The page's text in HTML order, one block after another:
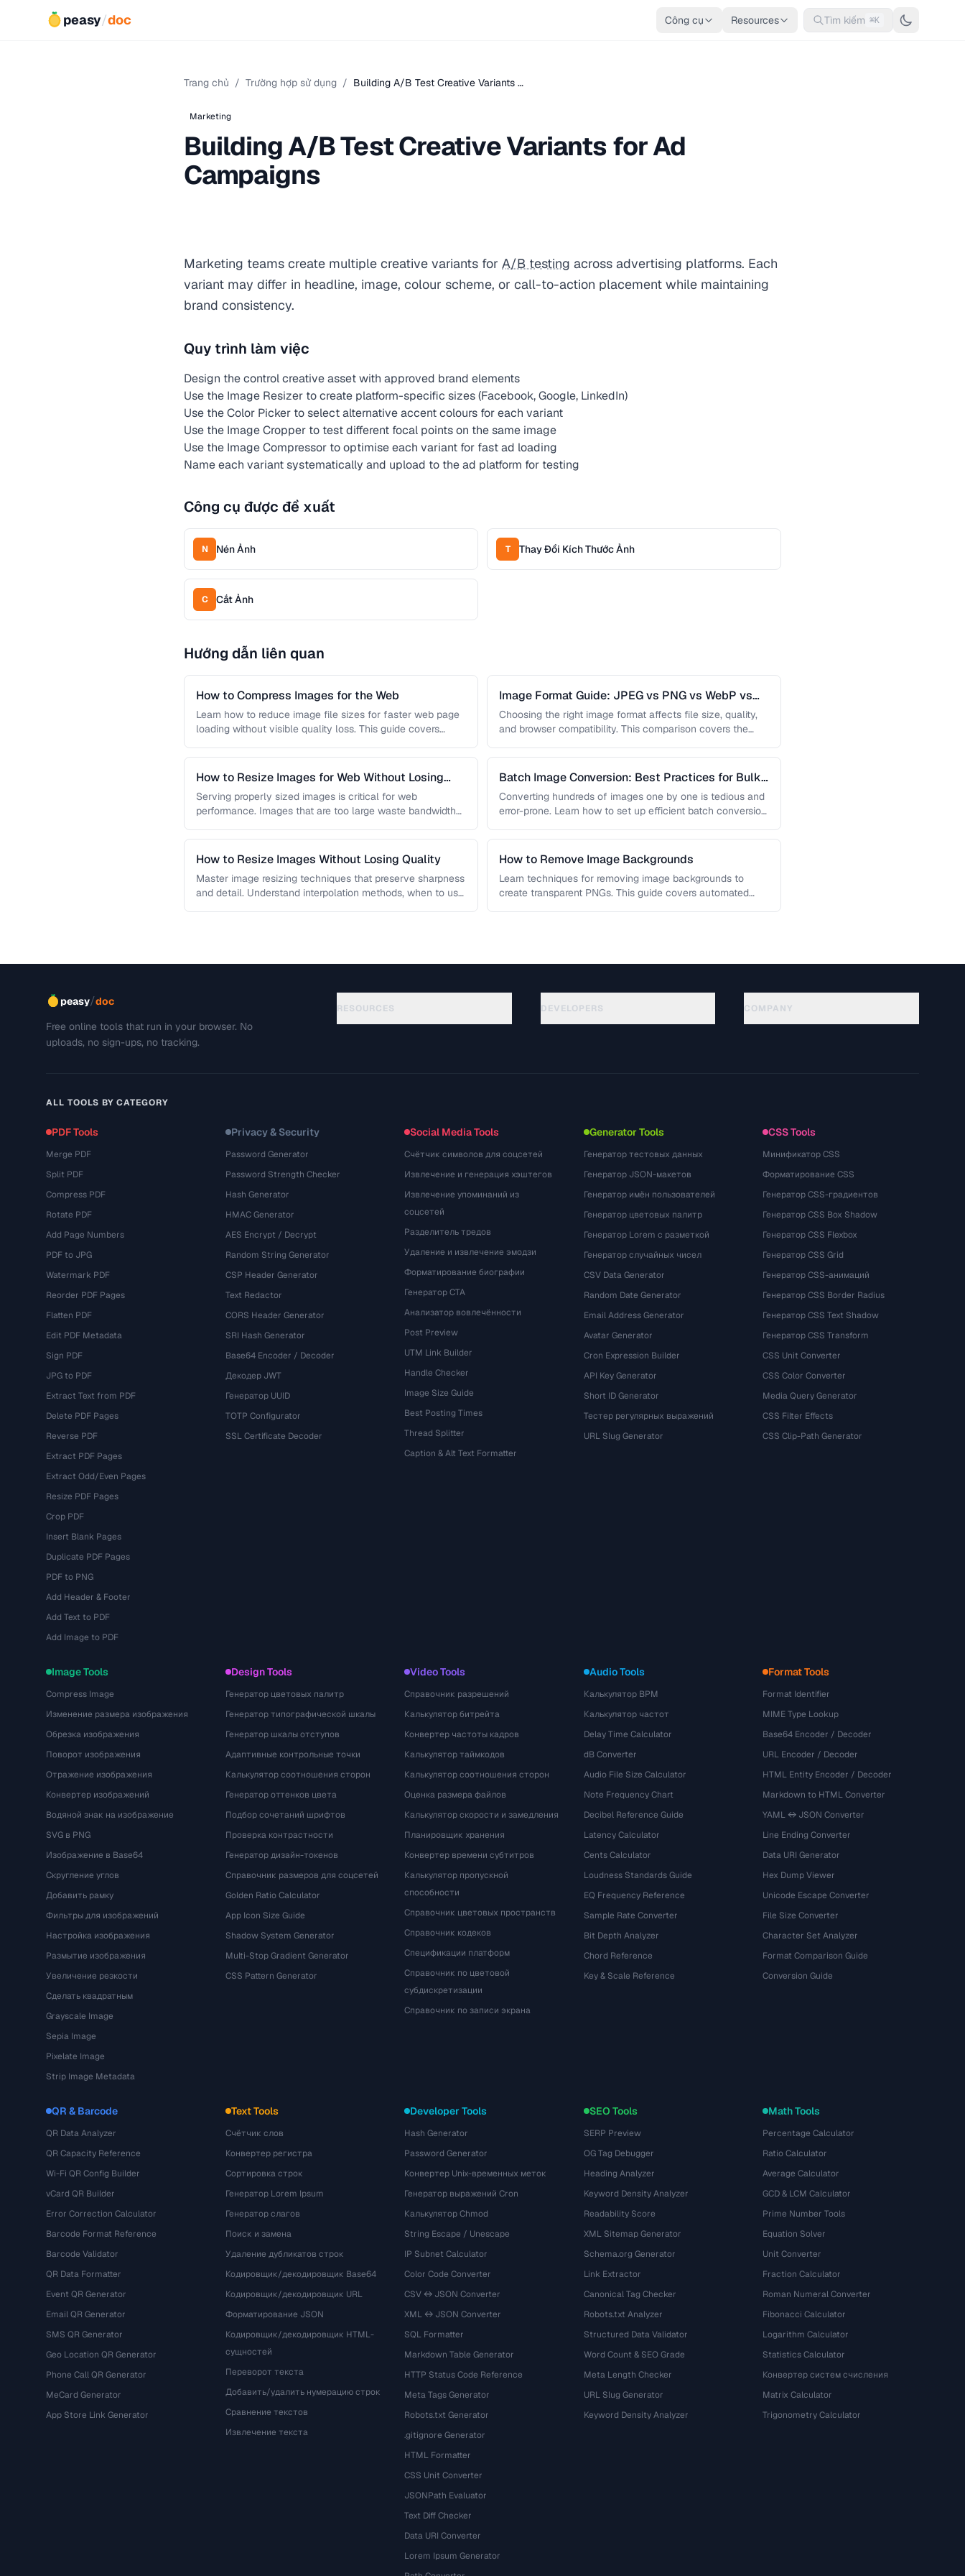
peasy/doc Công cụ Resources Tìm kiếm ⌘K
Trang chủ / Trường hợp sử dụng / Building A/B Test Creative Variants …
Marketing
Building A/B Test Creative Variants for Ad
Campaigns
Marketing teams create multiple creative variants for A/B testing across advertising platforms. Each
variant may differ in headline, image, colour scheme, or call-to-action placement while maintaining
brand consistency.
Quy trình làm việc
Design the control creative asset with approved brand elements
Use the Image Resizer to create platform-specific sizes (Facebook, Google, LinkedIn)
Use the Color Picker to select alternative accent colours for each variant
Use the Image Cropper to test different focal points on the same image
Use the Image Compressor to optimise each variant for fast ad loading
Name each variant systematically and upload to the ad platform for testing
Công cụ được đề xuất
N Nén Ảnh T Thay Đổi Kích Thước Ảnh
C Cắt Ảnh
Hướng dẫn liên quan
How to Compress Images for the Web
Learn how to reduce image file sizes for faster web page
loading without visible quality loss. This guide covers
Image Format Guide: JPEG vs PNG vs WebP vs
AVIF
Choosing the right image format affects file size, quality,
and browser compatibility. This comparison covers the
How to Resize Images for Web Without Losing
Quality
Serving properly sized images is critical for web
performance. Images that are too large waste bandwidth
Batch Image Conversion: Best Practices for Bulk
Processing
Converting hundreds of images one by one is tedious and
error-prone. Learn how to set up efficient batch conversion
How to Resize Images Without Losing Quality
Master image resizing techniques that preserve sharpness
and detail. Understand interpolation methods, when to use
How to Remove Image Backgrounds
Learn techniques for removing image backgrounds to
create transparent PNGs. This guide covers automated
peasy/doc
Free online tools that run in your browser. No
uploads, no sign-ups, no tracking.
RESOURCES DEVELOPERS COMPANY
ALL TOOLS BY CATEGORY
PDF Tools
Merge PDF
Split PDF
Compress PDF
Rotate PDF
Add Page Numbers
PDF to JPG
Watermark PDF
Reorder PDF Pages
Flatten PDF
Edit PDF Metadata
Sign PDF
JPG to PDF
Extract Text from PDF
Delete PDF Pages
Reverse PDF
Extract PDF Pages
Extract Odd/Even Pages
Resize PDF Pages
Crop PDF
Insert Blank Pages
Duplicate PDF Pages
PDF to PNG
Add Header & Footer
Add Text to PDF
Add Image to PDF
Privacy & Security
Password Generator
Password Strength Checker
Hash Generator
HMAC Generator
AES Encrypt / Decrypt
Random String Generator
CSP Header Generator
Text Redactor
CORS Header Generator
SRI Hash Generator
Base64 Encoder / Decoder
Декодер JWT
Генератор UUID
TOTP Configurator
SSL Certificate Decoder
Social Media Tools
Счётчик символов для соцсетей
Извлечение и генерация хэштегов
Извлечение упоминаний из
соцсетей
Разделитель тредов
Удаление и извлечение эмодзи
Форматирование биографии
Генератор CTA
Анализатор вовлечённости
Post Preview
UTM Link Builder
Handle Checker
Image Size Guide
Best Posting Times
Thread Splitter
Caption & Alt Text Formatter
Generator Tools
Генератор тестовых данных
Генератор JSON-макетов
Генератор имён пользователей
Генератор цветовых палитр
Генератор Lorem с разметкой
Генератор случайных чисел
CSV Data Generator
Random Date Generator
Email Address Generator
Avatar Generator
Cron Expression Builder
API Key Generator
Short ID Generator
Тестер регулярных выражений
URL Slug Generator
CSS Tools
Минификатор CSS
Форматирование CSS
Генератор CSS-градиентов
Генератор CSS Box Shadow
Генератор CSS Flexbox
Генератор CSS Grid
Генератор CSS-анимаций
Генератор CSS Border Radius
Генератор CSS Text Shadow
Генератор CSS Transform
CSS Unit Converter
CSS Color Converter
Media Query Generator
CSS Filter Effects
CSS Clip-Path Generator
Image Tools
Compress Image
Изменение размера изображения
Обрезка изображения
Поворот изображения
Отражение изображения
Конвертер изображений
Водяной знак на изображение
SVG в PNG
Изображение в Base64
Скругление углов
Добавить рамку
Фильтры для изображений
Настройка изображения
Размытие изображения
Увеличение резкости
Сделать квадратным
Grayscale Image
Sepia Image
Pixelate Image
Strip Image Metadata
Design Tools
Генератор цветовых палитр
Генератор типографической шкалы
Генератор шкалы отступов
Адаптивные контрольные точки
Калькулятор соотношения сторон
Генератор оттенков цвета
Подбор сочетаний шрифтов
Проверка контрастности
Генератор дизайн-токенов
Справочник размеров для соцсетей
Golden Ratio Calculator
App Icon Size Guide
Shadow System Generator
Multi-Stop Gradient Generator
CSS Pattern Generator
Video Tools
Справочник разрешений
Калькулятор битрейта
Конвертер частоты кадров
Калькулятор таймкодов
Калькулятор соотношения сторон
Оценка размера файлов
Калькулятор скорости и замедления
Планировщик хранения
Конвертер времени субтитров
Калькулятор пропускной
способности
Справочник цветовых пространств
Справочник кодеков
Спецификации платформ
Справочник по цветовой
субдискретизации
Справочник по записи экрана
Audio Tools
Калькулятор BPM
Калькулятор частот
Delay Time Calculator
dB Converter
Audio File Size Calculator
Note Frequency Chart
Decibel Reference Guide
Latency Calculator
Cents Calculator
Loudness Standards Guide
EQ Frequency Reference
Sample Rate Converter
Bit Depth Analyzer
Chord Reference
Key & Scale Reference
Format Tools
Format Identifier
MIME Type Lookup
Base64 Encoder / Decoder
URL Encoder / Decoder
HTML Entity Encoder / Decoder
Markdown to HTML Converter
YAML ↔ JSON Converter
Line Ending Converter
Data URI Generator
Hex Dump Viewer
Unicode Escape Converter
File Size Converter
Character Set Analyzer
Format Comparison Guide
Conversion Guide
QR & Barcode
QR Data Analyzer
QR Capacity Reference
Wi-Fi QR Config Builder
vCard QR Builder
Error Correction Calculator
Barcode Format Reference
Barcode Validator
QR Data Formatter
Event QR Generator
Email QR Generator
SMS QR Generator
Geo Location QR Generator
Phone Call QR Generator
MeCard Generator
App Store Link Generator
Text Tools
Счётчик слов
Конвертер регистра
Сортировка строк
Генератор Lorem Ipsum
Генератор слагов
Поиск и замена
Удаление дубликатов строк
Кодировщик/декодировщик Base64
Кодировщик/декодировщик URL
Форматирование JSON
Кодировщик/декодировщик HTML-
сущностей
Переворот текста
Добавить/удалить нумерацию строк
Сравнение текстов
Извлечение текста
Developer Tools
Hash Generator
Password Generator
Конвертер Unix-временных меток
Генератор выражений Cron
Калькулятор Chmod
String Escape / Unescape
IP Subnet Calculator
Color Code Converter
CSV ↔ JSON Converter
XML ↔ JSON Converter
SQL Formatter
Markdown Table Generator
HTTP Status Code Reference
Meta Tags Generator
Robots.txt Generator
.gitignore Generator
HTML Formatter
CSS Unit Converter
JSONPath Evaluator
Text Diff Checker
Data URI Converter
Lorem Ipsum Generator
SEO Tools
SERP Preview
OG Tag Debugger
Heading Analyzer
Keyword Density Analyzer
Readability Score
XML Sitemap Generator
Schema.org Generator
Link Extractor
Canonical Tag Checker
Robots.txt Analyzer
Structured Data Validator
Word Count & SEO Grade
Meta Length Checker
URL Slug Generator
Keyword Density Analyzer
Math Tools
Percentage Calculator
Ratio Calculator
Average Calculator
GCD & LCM Calculator
Prime Number Tools
Equation Solver
Unit Converter
Fraction Calculator
Roman Numeral Converter
Fibonacci Calculator
Logarithm Calculator
Statistics Calculator
Конвертер систем счисления
Matrix Calculator
Trigonometry Calculator